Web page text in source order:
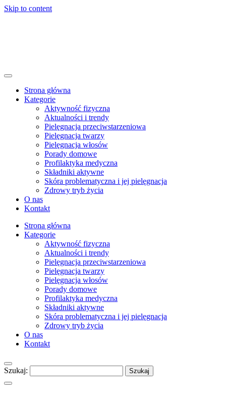
Skip to content
Strona główna
Kategorie
Aktywność fizyczna
Aktualności i trendy
Pielęgnacja przeciwstarzeniowa
Pielęgnacja twarzy
Pielęgnacja włosów
Porady domowe
Profilaktyka medyczna
Składniki aktywne
Skóra problematyczna i jej pielęgnacja
Zdrowy tryb życia
O nas
Kontakt
Strona główna
Kategorie
Aktywność fizyczna
Aktualności i trendy
Pielęgnacja przeciwstarzeniowa
Pielęgnacja twarzy
Pielęgnacja włosów
Porady domowe
Profilaktyka medyczna
Składniki aktywne
Skóra problematyczna i jej pielęgnacja
Zdrowy tryb życia
O nas
Kontakt
Szukaj: